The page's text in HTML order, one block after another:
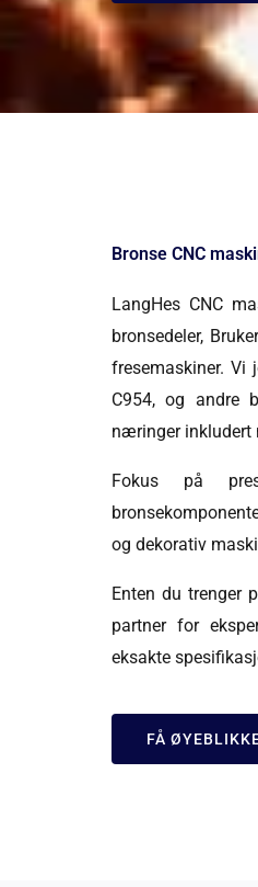
Bronse CNC
LangHes CNC
bronsedeler,
fresemaskiner. Vi
C954, og andre
næringer inkludert
Fokus på
og dekorativ
Enten du trenger
partner for
eksakte
FÅ